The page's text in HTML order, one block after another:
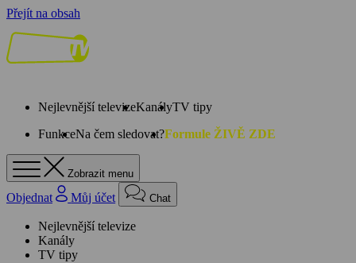
Přejít na obsah
Nejlevnější televizeKanályTV tipy
FunkceNa čem sledovat?Formule ŽIVĚ ZDE
Zobrazit menu
Objednat Můj účet Chat
Nejlevnější televize
Kanály
TV tipy